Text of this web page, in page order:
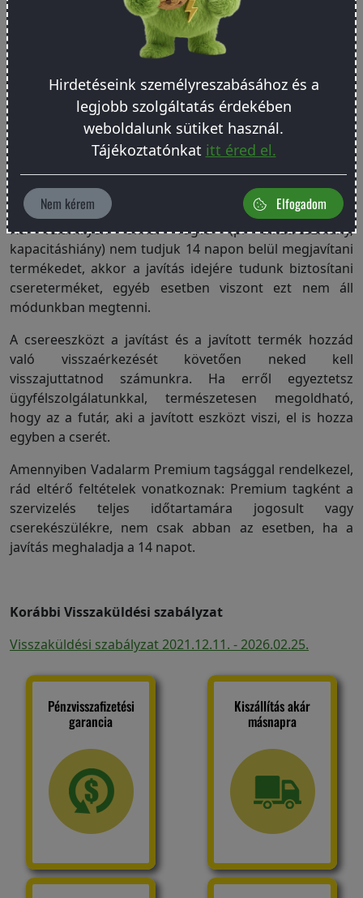
Készülék cseréje
hibásodott meg a termék. Kivételt képez ez alól az az
eset, ha a termék már a vásárláskor hibás volt, és ezt a
vásárlástól számítva 3 napon belül jelezted. Ekkor
automatikusan új készüléket kapsz, 3 napon túli
bejelentés esetén a készülék javításra kerül.
Javítás idejére csereeszköz
Ha valamilyen oknál fogva (pl alkatrészhiány,
kapacitáshiány) nem tudjuk 14 napon belül megjavítani
termékedet, akkor a javítás idejére tudunk biztosítani
csereterméket, egyéb esetben viszont ezt nem áll
módunkban megtenni.
A csereeszközt a javítást és a javított termék hozzád
való visszaérkezését követően neked kell
visszajuttatnod számunkra. Ha erről egyeztetsz
ügyfélszolgálatunkkal, természetesen megoldható,
hogy az a futár, aki a javított eszközt viszi, el is hozza
egyben a cserét.
Amennyiben Vadalarm Premium tagsággal rendelkezel,
rád eltérő feltételek vonatkoznak: Premium tagként a
szervizelés teljes időtartamára jogosult vagy
cserekészülékre, nem csak abban az esetben, ha a
javítás meghaladja a 14 napot.
Korábbi Visszaküldési szabályzat
Visszaküldési szabályzat 2021.12.11. - 2026.02.25.
Pénzvisszafizetési
garancia
Kiszállítás akár
másnapra
Hirdetéseink személyreszabásához és a
legjobb szolgáltatás érdekében
weboldalunk sütiket használ.
Tájékoztatónkat itt éred el.
Nem kérem Elfogadom